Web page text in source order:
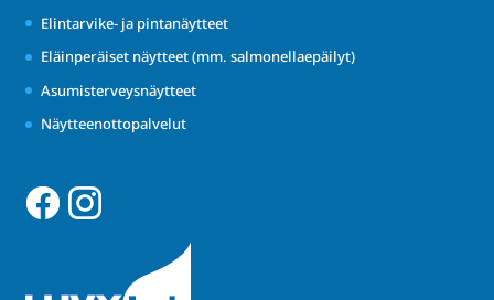
Elintarvike- ja pintanäytteet
Eläinperäiset näytteet (mm. salmonellaepäilyt)
Asumisterveysnäytteet
Näytteenottopalvelut